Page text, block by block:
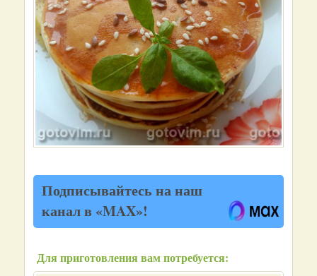
Подписывайтесь на наш
канал в «MAX»!
Для приготовления вам потребуется: